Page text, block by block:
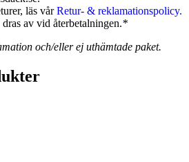
läs vårRetur- & reklamationspolicy.
av vid återbetalningen.*
och/eller ej uthämtade paket.